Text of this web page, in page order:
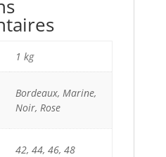
1 kg
Bordeaux, Marine,
Noir, Rose
42, 44, 46, 48